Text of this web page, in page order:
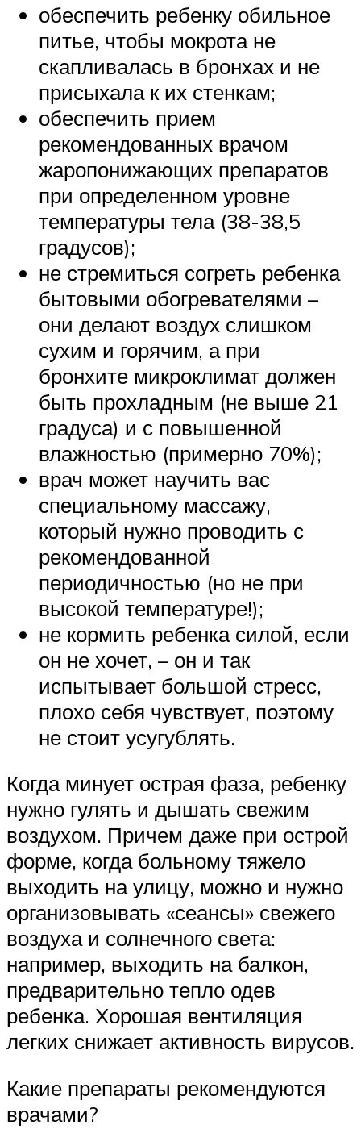
обеспечить ребенку обильное
питье, чтобы мокрота не
скапливалась в бронхах и не
присыхала к их стенкам;
обеспечить прием
рекомендованных врачом
жаропонижающих препаратов
при определенном уровне
температуры тела (38-38,5
градусов);
не стремиться согреть ребенка
бытовыми обогревателями –
они делают воздух слишком
сухим и горячим, а при
бронхите микроклимат должен
быть прохладным (не выше 21
градуса) и с повышенной
влажностью (примерно 70%);
врач может научить вас
специальному массажу,
который нужно проводить с
рекомендованной
периодичностью (но не при
высокой температуре!);
не кормить ребенка силой, если
он не хочет, – он и так
испытывает большой стресс,
плохо себя чувствует, поэтому
не стоит усугублять.
Когда минует острая фаза, ребенку
нужно гулять и дышать свежим
воздухом. Причем даже при острой
форме, когда больному тяжело
выходить на улицу, можно и нужно
организовывать «сеансы» свежего
воздуха и солнечного света:
например, выходить на балкон,
предварительно тепло одев
ребенка. Хорошая вентиляция
легких снижает активность вирусов.
Какие препараты рекомендуются
врачами?